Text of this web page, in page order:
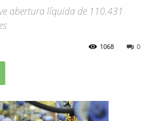
abertura líquida de 110.431
0
1068